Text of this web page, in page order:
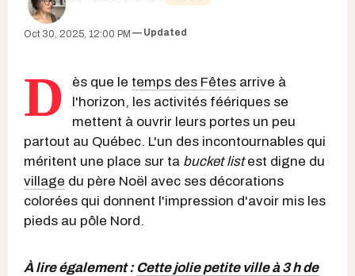
Oct 30, 2025, 12:00 PM Updated
D ès que le temps des Fêtes arrive à
l'horizon, les activités féériques se
mettent à ouvrir leurs portes un peu
partout au Québec. L'un des incontournables qui
méritent une place sur ta bucket listest digne du
village du père Noël avec ses décorations
colorées qui donnent l'impression d'avoir mis les
pieds au pôle Nord.
À lire également : Cette jolie petite ville à 3 h de